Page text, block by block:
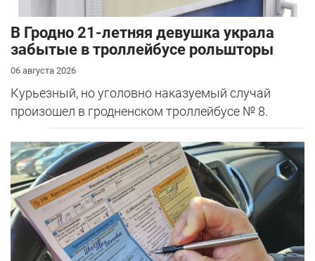
В Гродно 21-летняя девушка украла
забытые в троллейбусе рольшторы
06 августа 2026
Курьезный, но уголовно наказуемый случай
произошел в гродненском троллейбусе № 8.